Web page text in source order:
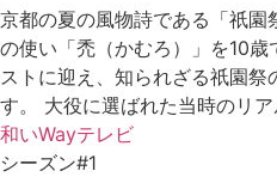
京都の夏の風物詩である「祇
の使い「禿（かむろ）」を10
ストに迎え、知られざる祇園祭
す。 大役に選ばれた当時のリ
和いWayテレビ
シーズン#1